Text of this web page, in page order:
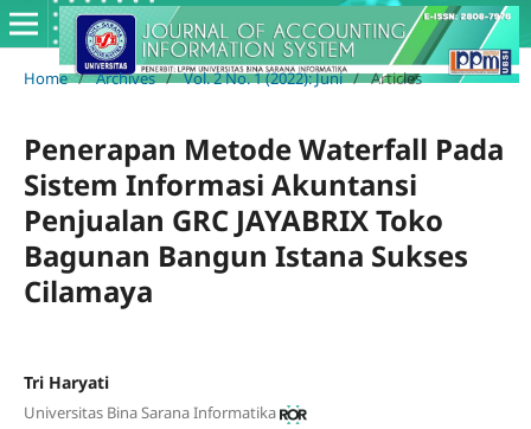
Home / Archives / Vol. 2 No. 1 (2022): Juni / Articles
Penerapan Metode Waterfall Pada
Sistem Informasi Akuntansi
Penjualan GRC JAYABRIX Toko
Bagunan Bangun Istana Sukses
Cilamaya
Tri Haryati
Universitas Bina Sarana Informatika